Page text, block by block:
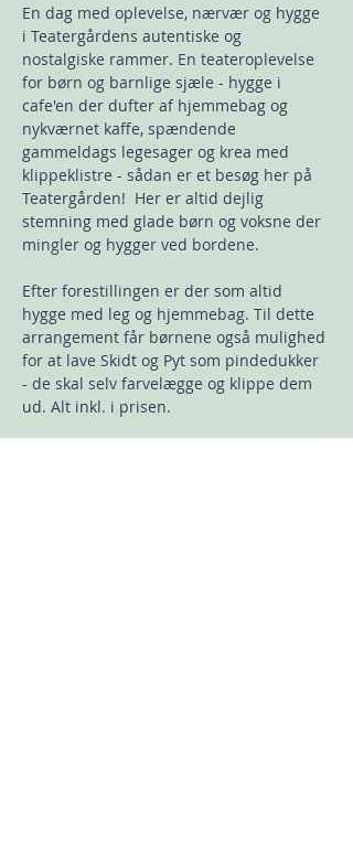
En dag med oplevelse, nærvær og hygge
i Teatergårdens autentiske og
nostalgiske rammer. En teateroplevelse
for børn og barnlige sjæle - hygge i
cafe'en der dufter af hjemmebag og
nykværnet kaffe, spændende
gammeldags legesager og krea med
klippeklistre - sådan er et besøg her på
Teatergården!  Her er altid dejlig
stemning med glade børn og voksne der
mingler og hygger ved bordene.
Efter forestillingen er der som altid
hygge med leg og hjemmebag. Til dette
arrangement får børnene også mulighed
for at lave Skidt og Pyt som pindedukker
- de skal selv farvelægge og klippe dem
ud. Alt inkl. i prisen.